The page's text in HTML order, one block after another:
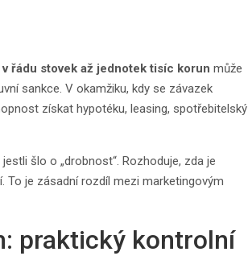
v řádu stovek až jednotek tisíc korun může
sankce. V okamžiku, kdy se závazek
získat hypotéku, leasing, spotřebitelský
šlo o „drobnost“. Rozhoduje, zda je
To je zásadní rozdíl mezi marketingovým
praktický kontrolní